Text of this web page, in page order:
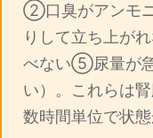
②口臭がアンモ
りして立ち上が
べない⑤尿量が
い）。これらは
数時間単位で状